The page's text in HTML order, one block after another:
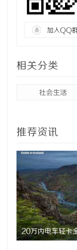
加入QQ
相关分类
社会生活
推荐资讯
20万内电车轻卡